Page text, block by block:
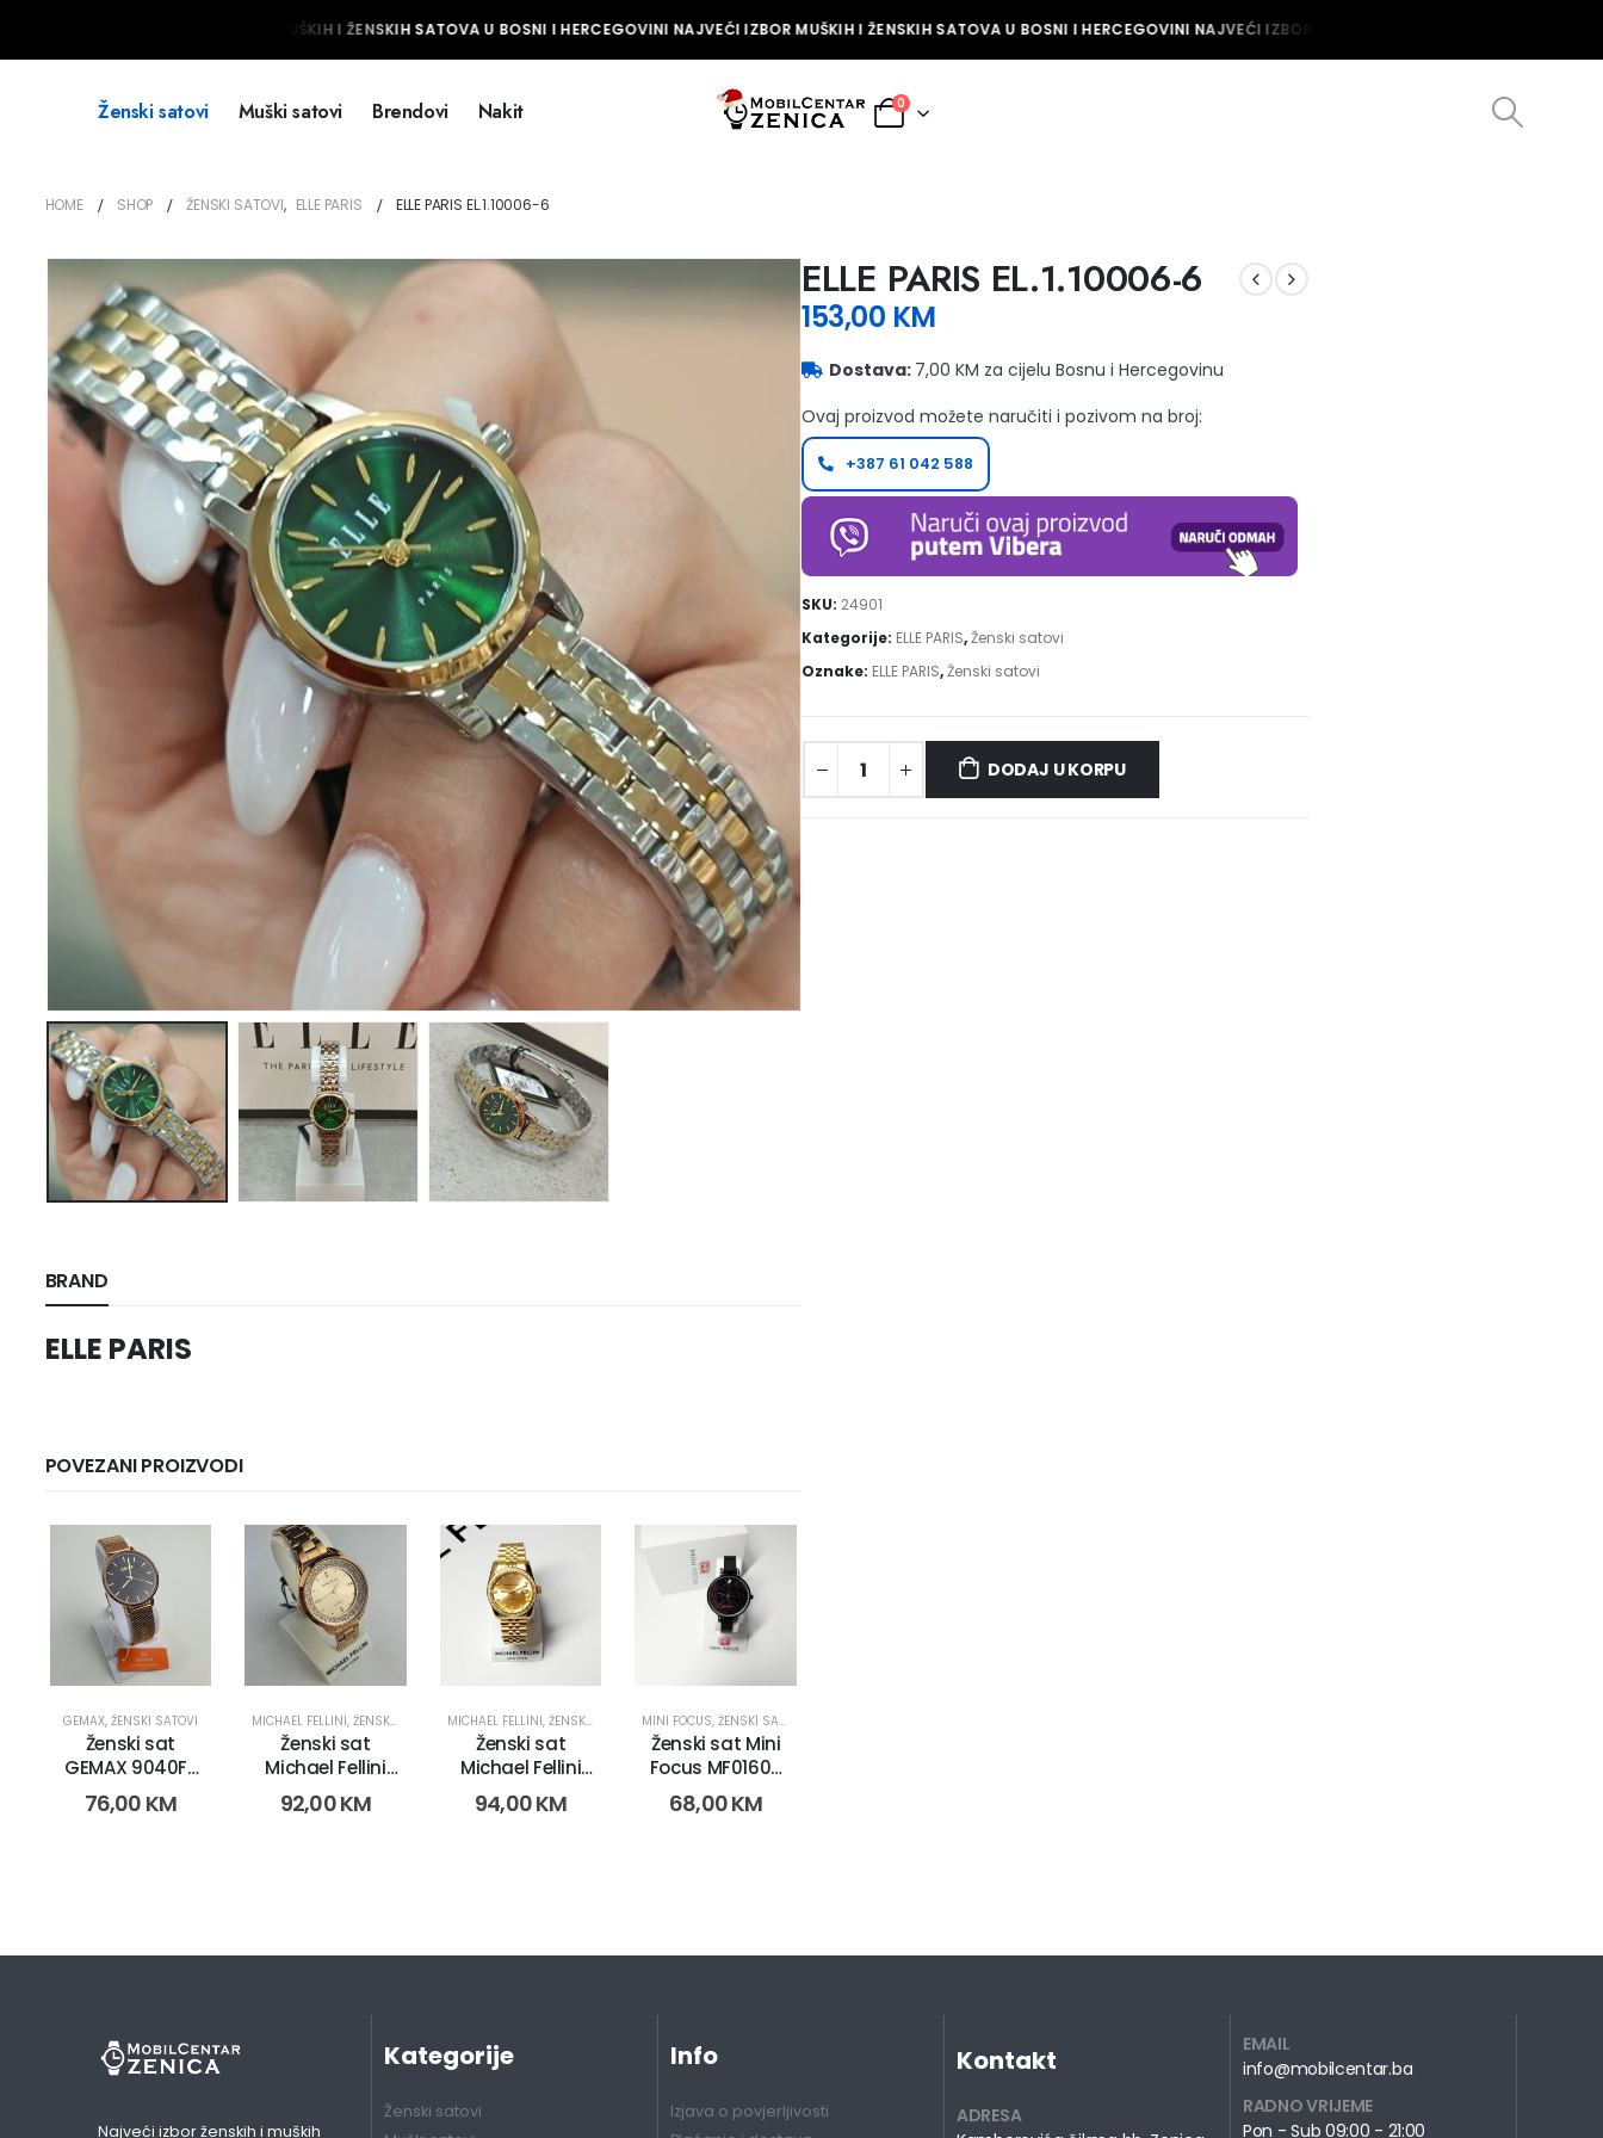
NAJVEĆI IZBOR MUŠKIH I ŽENSKIH SATOVA U BOSNI I HERCEGOVINI NAJVEĆI IZBOR MUŠKIH I ŽENSKIH SATOVA U BOSNI I HERCEGOVINI NAJVEĆI IZBOR MUŠKIH I ŽENSKIH SATOVA U
Ženski satovi Muški satovi Brendovi Nakit 0
HOME SHOP ŽENSKI SATOVI, ELLE PARIS ELLE PARIS EL.1.10006-6
BRAND
ELLE PARIS
POVEZANI PROIZVODI
GEMAX, ŽENSKI SATOVI
Ženski sat
GEMAX 9040F-
CR-DB ( 2267)
76,00 KM
MICHAEL FELLINI,ŽENSKI SATOVI
Ženski sat
Michael Fellini
2199 (2847)
92,00KM
MICHAEL FELLINI, ŽENSKI SATOVI
Ženski sat
Michael Fellini
2222 (3012)
94,00KM
MINI FOCUS,ŽENSKI SATOVI
Ženski sat Mini
Focus MF0160L.
(1177-1)
68,00KM
ELLE PARIS EL.1.10006-6
153,00 KM
Dostava: 7,00 KM za cijelu Bosnu i Hercegovinu
Ovaj proizvod možete naručiti i pozivom na broj:
+387 61 042 588
SKU: 24901
Kategorije: ELLE PARIS,Ženski satovi
Oznake: ELLE PARIS,Ženski satovi
DODAJ U KORPU
Najveći izbor ženskih i muških
Kategorije
Ženski satovi
Info
Izjava o povjerljivosti
Kontakt
ADRESA
EMAIL
info@mobilcentar.ba
RADNO VRIJEME
Pon - Sub 09:00 - 21:00